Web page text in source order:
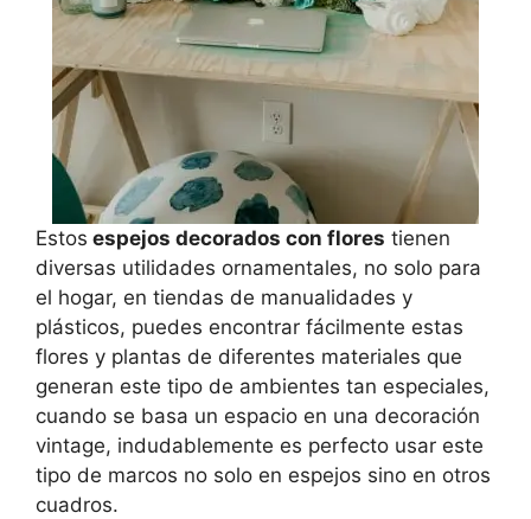
Estos espejos decorados con flores tienen
diversas utilidades ornamentales, no solo para
el hogar, en tiendas de manualidades y
plásticos, puedes encontrar fácilmente estas
flores y plantas de diferentes materiales que
generan este tipo de ambientes tan especiales,
cuando se basa un espacio en una decoración
vintage, indudablemente es perfecto usar este
tipo de marcos no solo en espejos sino en otros
cuadros.